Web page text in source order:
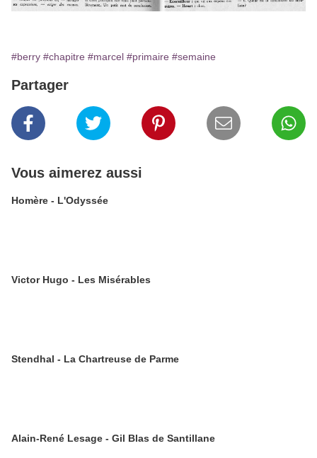
#berry #chapitre #marcel #primaire #semaine
Partager
Vous aimerez aussi
Homère - L'Odyssée
Victor Hugo - Les Misérables
Stendhal - La Chartreuse de Parme
Alain-René Lesage - Gil Blas de Santillane